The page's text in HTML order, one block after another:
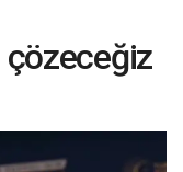
çözeceğiz